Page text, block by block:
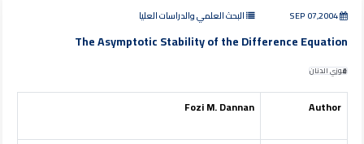
SEP 07,2004 البحث العلمي والدراسات العليا
The Asymptotic Stability of the Difference Equation
فوزي الدنان
Author
Fozi M. Dannan